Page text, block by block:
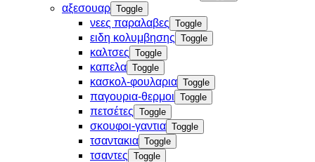
αξεσουαρ Toggle
νεες παραλαβες Toggle
ειδη κολυμβησης Toggle
καλτσες Toggle
καπελα Toggle
κασκολ-φουλαρια Toggle
παγουρια-θερμοι Toggle
πετσέτες Toggle
σκουφοι-γαντια Toggle
τσαντακια Toggle
τσαντες Toggle